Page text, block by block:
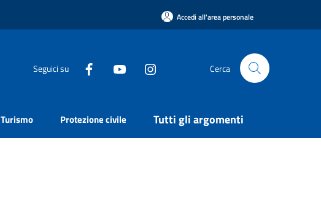
Accedi all'area personale
Seguici su Cerca
Turismo Protezione civile Tutti gli argomenti